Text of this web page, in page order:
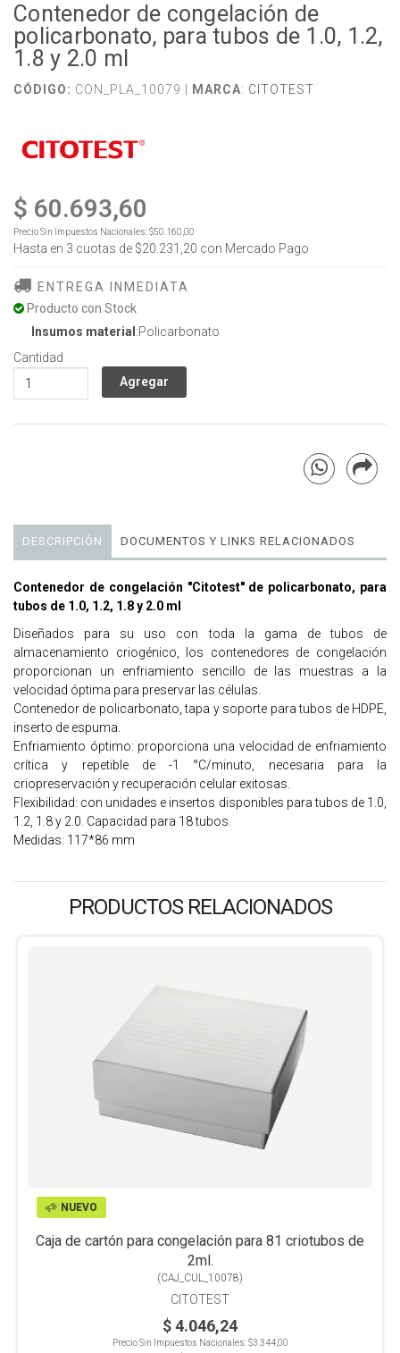
Contenedor de congelación de
policarbonato, para tubos de 1.0, 1.2,
1.8 y 2.0 ml
CÓDIGO: CON_PLA_10079 | MARCA: CITOTEST
$ 60.693,60
Precio Sin Impuestos Nacionales:$50.160,00
Hasta en 3 cuotas de $20.231,20 con Mercado Pago
ENTREGA INMEDIATA
Producto con Stock
Insumos material :Policarbonato
Cantidad
DESCRIPCIÓN DOCUMENTOS Y LINKS RELACIONADOS
Contenedor de congelación "Citotest" de policarbonato, para
tubos de 1.0, 1.2, 1.8 y 2.0 ml
Diseñados para su uso con toda la gama de tubos de
almacenamiento criogénico, los contenedores de congelación
proporcionan un enfriamiento sencillo de las muestras a la
velocidad óptima para preservar las células.
Contenedor de policarbonato, tapa y soporte para tubos de HDPE,
inserto de espuma.
Enfriamiento óptimo: proporciona una velocidad de enfriamiento
crítica y repetible de -1 °C/minuto, necesaria para la
criopreservación y recuperación celular exitosas.
Flexibilidad: con unidades e insertos disponibles para tubos de 1.0,
1.2, 1.8 y 2.0. Capacidad para 18 tubos.
Medidas: 117*86 mm
PRODUCTOS RELACIONADOS
NUEVO
Caja de cartón para congelación para 81 criotubos de
2ml.
(CAJ_CUL_10078)
CITOTEST
$ 4.046,24
Precio Sin Impuestos Nacionales:$3.344,00